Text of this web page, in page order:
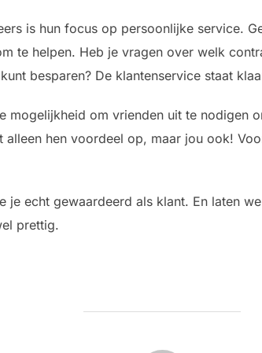
is hun focus op persoonlijke service.
te helpen. Heb je vragen over welk
besparen? De klantenservice staat
mogelijkheid om vrienden uit te nodigen
alleen hen voordeel op, maar jou ook!
je echt gewaardeerd als klant. En laten
prettig.